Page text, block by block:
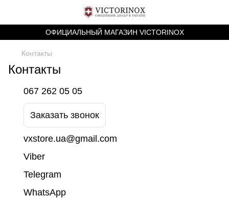
ОФИЦИАЛЬНЫЙ МАГАЗИН VICTORINOX
Контакты
Контакты
067 262 05 05
Заказать звонок
vxstore.ua@gmail.com
Viber
Telegram
WhatsApp